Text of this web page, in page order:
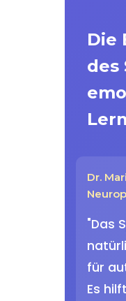
Die
des
Dr.
"Das
für
Es